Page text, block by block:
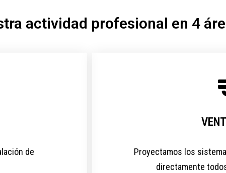
actividad profesional en 4
de
Proyectamos los
directamente